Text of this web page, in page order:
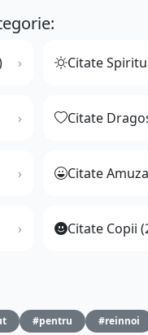
Citate
Citate
Citate
Citate Copii
#pentru #reinnoi